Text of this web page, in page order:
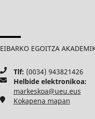
EIBARKO EGOITZA
Tlf: (0034) 943821426
Helbide elektronikoa:
markeskoa@ueu.eus
Kokapena mapan